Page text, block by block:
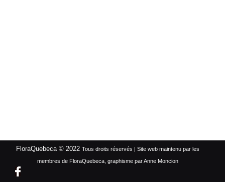
FloraQuebeca © 2022 Tous droits réservés | Site web maintenu par les
membres de FloraQuebeca, graphisme par Anne Moncion